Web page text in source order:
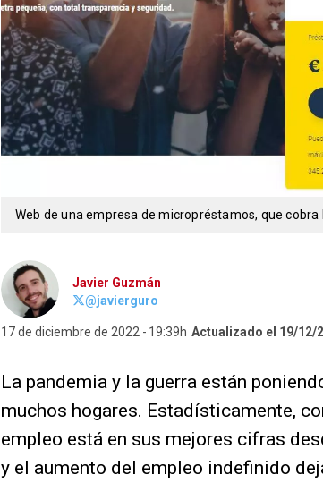
Web de una empresa de micropréstamos, que cobra
Javier Guzmán
@javierguro
17 de diciembre de 2022 19:39h Actualizado el 19/12/
La pandemia y la guerra están
muchos hogares. Estadísticamente,
empleo está en sus mejores cifras
y el aumento del empleo indefinido